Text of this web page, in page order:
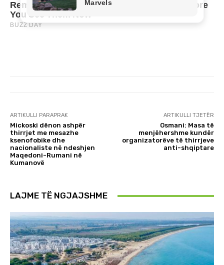
ARTIKULLI PARAPRAK
Mickoski dënon ashpër
thirrjet me mesazhe
ksenofobike dhe
nacionaliste në ndeshjen
Maqedoni-Rumani në
Kumanovë
ARTIKULLI TJETËR
Osmani: Masa të
menjëhershme kundër
organizatorëve të thirrjeve
anti-shqiptare
LAJME TË NGJAJSHME